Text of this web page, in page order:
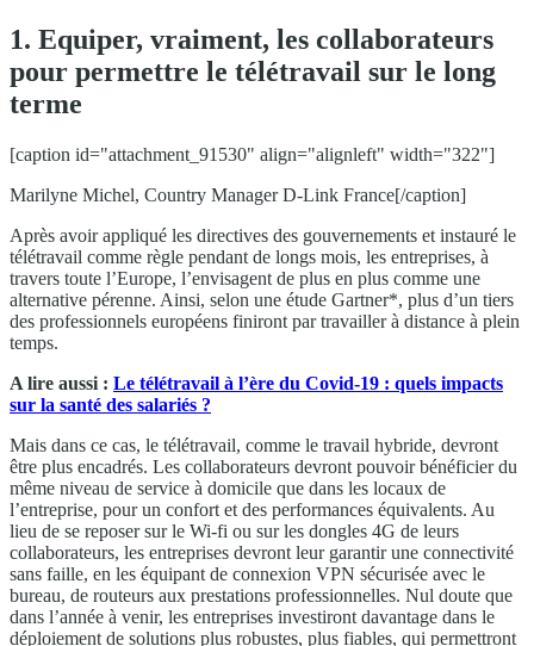
1. Equiper, vraiment, les collaborateurs
pour permettre le télétravail sur le long
terme
[caption id="attachment_91530" align="alignleft" width="322"]
Marilyne Michel, Country Manager D-Link France[/caption]
Après avoir appliqué les directives des gouvernements et instauré le
télétravail comme règle pendant de longs mois, les entreprises, à
travers toute l’Europe, l’envisagent de plus en plus comme une
alternative pérenne. Ainsi, selon une étude Gartner*, plus d’un tiers
des professionnels européens finiront par travailler à distance à plein
temps.
A lire aussi : Le télétravail à l’ère du Covid-19 : quels impacts
sur la santé des salariés ?
Mais dans ce cas, le télétravail, comme le travail hybride, devront
être plus encadrés. Les collaborateurs devront pouvoir bénéficier du
même niveau de service à domicile que dans les locaux de
l’entreprise, pour un confort et des performances équivalents. Au
lieu de se reposer sur le Wi-fi ou sur les dongles 4G de leurs
collaborateurs, les entreprises devront leur garantir une connectivité
sans faille, en les équipant de connexion VPN sécurisée avec le
bureau, de routeurs aux prestations professionnelles. Nul doute que
dans l’année à venir, les entreprises investiront davantage dans le
déploiement de solutions plus robustes, plus fiables, qui permettront